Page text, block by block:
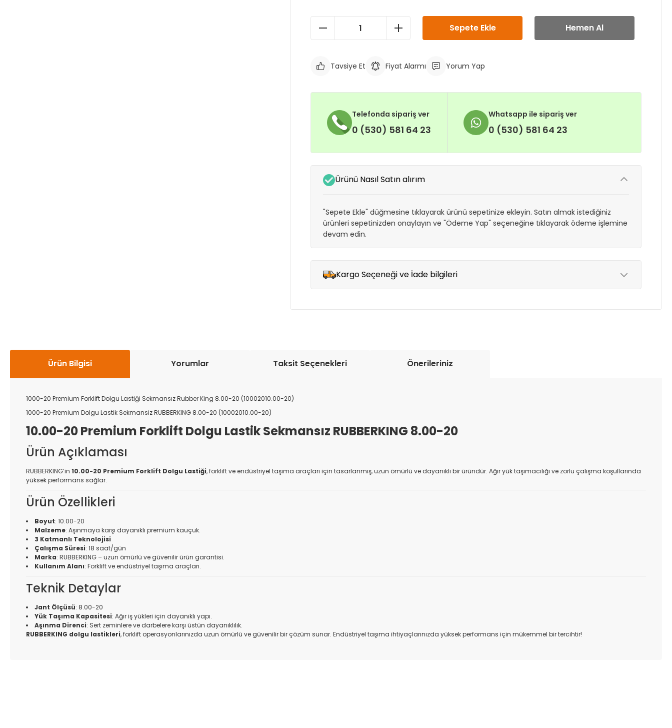
Sepete Ekle Hemen Al
Tavsiye Et Fiyat Alarmı Yorum Yap
Telefonda sipariş ver
0 (530) 581 64 23
Whatsapp ile sipariş ver
0 (530) 581 64 23
Ürünü Nasıl Satın alırım
"Sepete Ekle" düğmesine tıklayarak ürünü sepetinize ekleyin. Satın almak istediğiniz
ürünleri sepetinizden onaylayın ve "Ödeme Yap" seçeneğine tıklayarak ödeme işlemine
devam edin.
Kargo Seçeneği ve İade bilgileri
Ürün Bilgisi Yorumlar Taksit Seçenekleri Önerileriniz
1000-20 Premium Forklift Dolgu Lastiği Sekmansız Rubber King 8.00-20 (10002010.00-20)
1000-20 Premium Dolgu Lastik Sekmansiz RUBBERKING 8.00-20 (10002010.00-20)
10.00-20 Premium Forklift Dolgu Lastik Sekmansız RUBBERKING 8.00-20
Ürün Açıklaması
RUBBERKING’in 10.00-20 Premium Forklift Dolgu Lastiği, forklift ve endüstriyel taşıma araçları için tasarlanmış, uzun ömürlü ve dayanıklı bir üründür. Ağır yük taşımacılığı ve zorlu çalışma koşullarında
yüksek performans sağlar.
Ürün Özellikleri
Boyut: 10.00-20
Malzeme: Aşınmaya karşı dayanıklı premium kauçuk.
3 Katmanlı Teknolojisi
Çalışma Süresi: 18 saat/gün
Marka: RUBBERKING – uzun ömürlü ve güvenilir ürün garantisi.
Kullanım Alanı: Forklift ve endüstriyel taşıma araçları.
Teknik Detaylar
Jant Ölçüsü: 8.00-20
Yük Taşıma Kapasitesi: Ağır iş yükleri için dayanıklı yapı.
Aşınma Direnci: Sert zeminlere ve darbelere karşı üstün dayanıklılık.
RUBBERKING dolgu lastikleri, forklift operasyonlarınızda uzun ömürlü ve güvenilir bir çözüm sunar. Endüstriyel taşıma ihtiyaçlarınızda yüksek performans için mükemmel bir tercihtir!